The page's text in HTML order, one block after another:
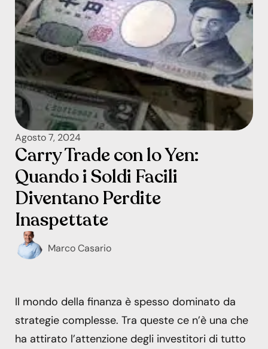
Agosto 7, 2024
Carry Trade con lo Yen:
Quando i Soldi Facili
Diventano Perdite
Inaspettate
Marco Casario
Il mondo della finanza è spesso dominato da
strategie complesse. Tra queste ce n’è una che
ha attirato l’attenzione degli investitori di tutto